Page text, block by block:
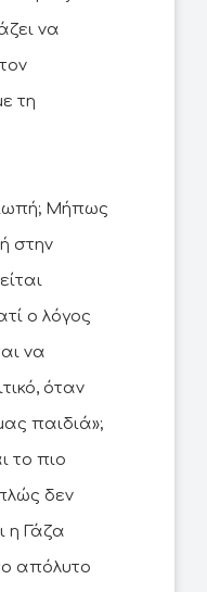
να
τη
Μήπως
στην
ο λόγος
να
όταν
παιδιά»;
το πιο
δεν
η Γάζα
απόλυτο